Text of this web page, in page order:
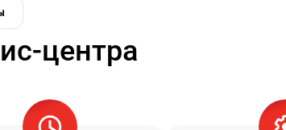
центра